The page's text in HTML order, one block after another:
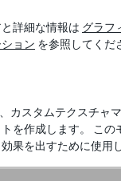
詳細な情報は グラフ
ョン を参照してくだ
カスタムテクスチャ
を作成します。 この
果を出すために使用